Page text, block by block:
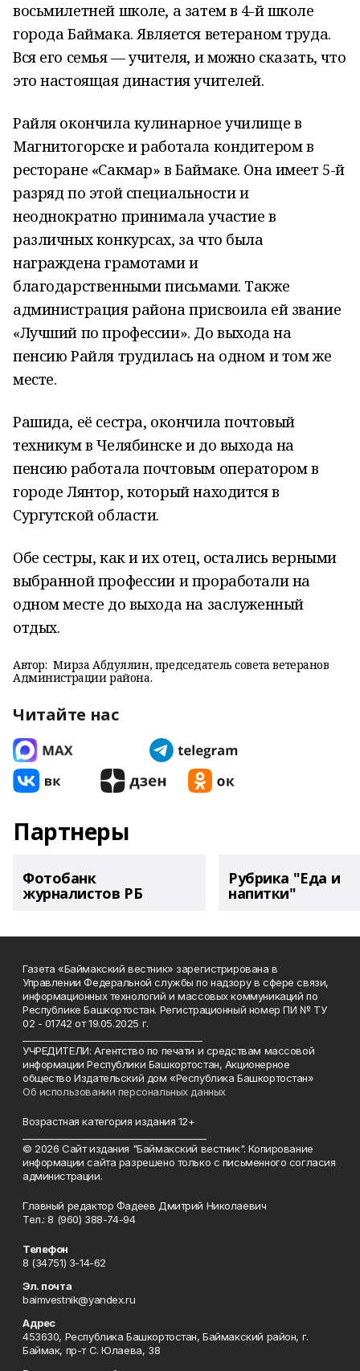
восьмилетней школе, а затем в 4-й школе
города Баймака. Является ветераном труда.
Вся его семья — учителя, и можно сказать, что
это настоящая династия учителей.
Райля окончила кулинарное училище в
Магнитогорске и работала кондитером в
ресторане «Сакмар» в Баймаке. Она имеет 5-й
разряд по этой специальности и
неоднократно принимала участие в
различных конкурсах, за что была
награждена грамотами и
благодарственными письмами. Также
администрация района присвоила ей звание
«Лучший по профессии». До выхода на
пенсию Райля трудилась на одном и том же
месте.
Рашида, её сестра, окончила почтовый
техникум в Челябинске и до выхода на
пенсию работала почтовым оператором в
городе Лянтор, который находится в
Сургутской области.
Обе сестры, как и их отец, остались верными
выбранной профессии и проработали на
одном месте до выхода на заслуженный
отдых.
Автор: Мирза Абдуллин, председатель совета ветеранов
Администрации района.
Читайте нас
Партнеры
Фотобанк
журналистов РБ
Рубрика "Еда и
напитки"
Газета «Баймакский вестник» зарегистрирована в
Управлении Федеральной службы по надзору в сфере связи,
информационных технологий и массовых коммуникаций по
Республике Башкортостан. Регистрационный номер ПИ № ТУ
02 - 01742 от 19.05.2025 г.
УЧРЕДИТЕЛИ: Агентство по печати и средствам массовой
информации Республики Башкортостан, Акционерное
общество Издательский дом «Республика Башкортостан»
Об использовании персональных данных
Возрастная категория издания 12+
© 2026 Сайт издания "Баймакский вестник". Копирование
информации сайта разрешено только с письменного согласия
администрации.
Главный редактор Фадеев Дмитрий Николаевич
Тел.: 8 (960) 388-74-94
Телефон
8 (34751) 3-14-62
Эл. почта
baimvestnik@yandex.ru
Адрес
453630, Республика Башкортостан, Баймакский район, г.
Баймак, пр-т С. Юлаева, 38